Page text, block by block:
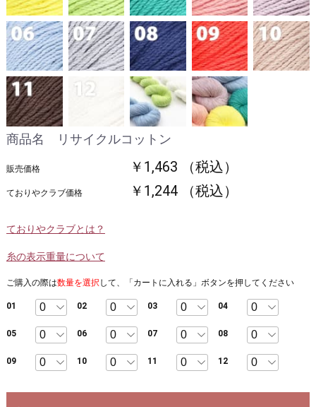
商品名 リサイクルコットン
販売価格 ￥1,463 （税込）
ておりやクラブ価格 ￥1,244 （税込）
ておりやクラブとは？
糸の表示重量について
ご購入の際は数量を選択 して、「カートに入れる」ボタンを押してください
01 02 03 04
05 06 07 08
09 10 11 12